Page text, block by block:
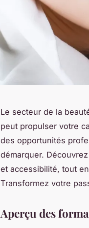
Le secteur de la
peut propulser votre
des opportunités
démarquer.
et accessibilité, tout
Transformez votre
Aperçu des